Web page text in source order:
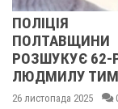
62-РІЧНУ
ТИМЧЕНКО
0